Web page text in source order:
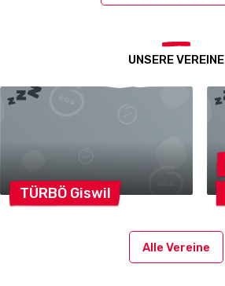
UNSERE VEREINE
TÜRBÖ Giswil
Alle Vereine